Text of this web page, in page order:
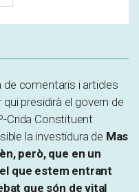
de comentaris i articles
qui presidirà el govern de
Crida Constituent
la investidura de Mas
però, que en un
que estem entrant
que són de vital